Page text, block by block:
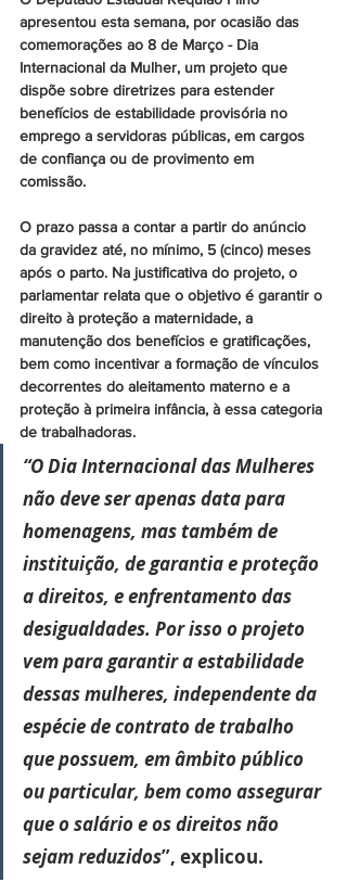
apresentou esta semana, por ocasião das
comemorações ao 8 de Março - Dia
Internacional da Mulher, um projeto que
dispõe sobre diretrizes para estender
benefícios de estabilidade provisória no
emprego a servidoras públicas, em cargos
de confiança ou de provimento em
comissão.
O prazo passa a contar a partir do anúncio
da gravidez até, no mínimo, 5 (cinco) meses
após o parto. Na justificativa do projeto, o
parlamentar relata que o objetivo é garantir o
direito à proteção a maternidade, a
manutenção dos benefícios e gratificações,
bem como incentivar a formação de vínculos
decorrentes do aleitamento materno e a
proteção à primeira infância, à essa categoria
de trabalhadoras.
“O Dia Internacional das Mulheres
não deve ser apenas data para
homenagens, mas também de
instituição, de garantia e proteção
a direitos, e enfrentamento das
desigualdades. Por isso o projeto
vem para garantir a estabilidade
dessas mulheres, independente da
espécie de contrato de trabalho
que possuem, em âmbito público
ou particular, bem como assegurar
que o salário e os direitos não
sejam reduzidos”, explicou.